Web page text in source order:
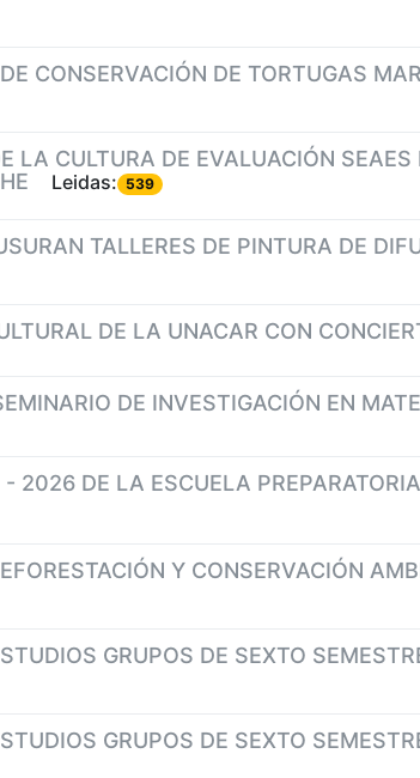
CONSERVACIÓN DE TORTUGAS
LA CULTURA DE EVALUACIÓN
Leidas: 539
TALLERES DE PINTURA DE
DE LA UNACAR CON
DE INVESTIGACIÓN EN
2026 DE LA ESCUELA
Y CONSERVACIÓN
GRUPOS DE SEXTO
GRUPOS DE SEXTO